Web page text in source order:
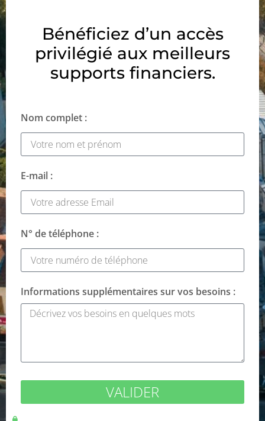
Bénéficiez d’un accès
privilégié aux meilleurs
supports financiers.
Nom complet :
E-mail :
N° de téléphone :
Informations supplémentaires sur vos besoins :
VALIDER